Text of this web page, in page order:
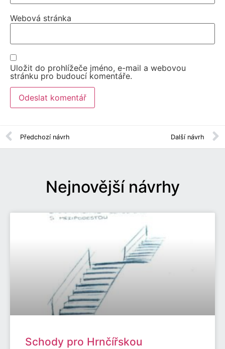
Webová stránka
Uložit do prohlížeče jméno, e-mail a webovou
stránku pro budoucí komentáře.
Předchozí návrh Další návrh
Nejnovější návrhy
Schody pro Hrnčířskou